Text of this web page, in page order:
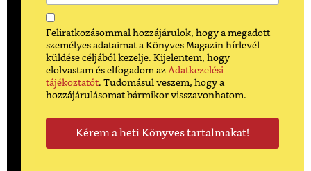
Feliratkozásommal hozzájárulok, hogy a megadott
személyes adataimat a Könyves Magazin hírlevél
küldése céljából kezelje. Kijelentem, hogy
elolvastam és elfogadom az Adatkezelési
tájékoztatót. Tudomásul veszem, hogy a
hozzájárulásomat bármikor visszavonhatom.